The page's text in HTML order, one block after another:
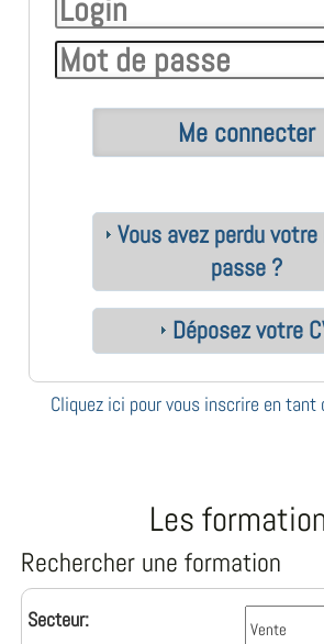
Vous avez perdu
passe ?
Déposez votre
Cliquez ici pour vous inscrire en tant
Les
Rechercher une formation
Secteur: